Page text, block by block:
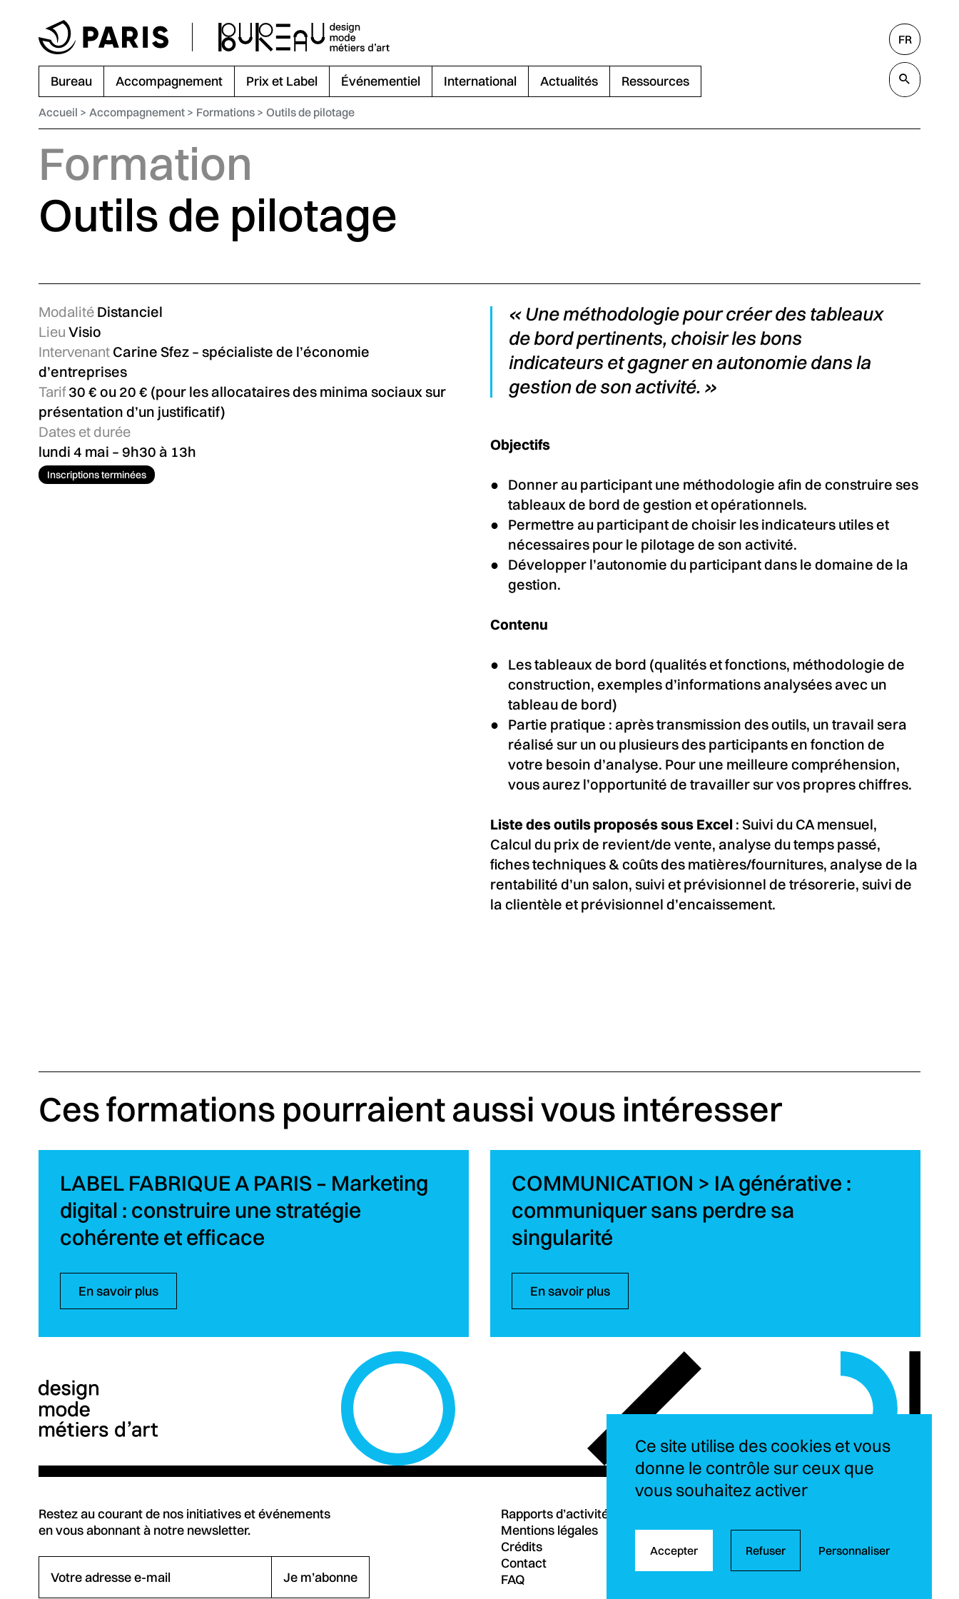
Bureau Accompagnement Prix et Label Événementiel International Actualités Ressources
FR
Rechercher
Accueil Accompagnement Formations Outils de pilotage
Formation
Outils de pilotage
Modalité Distanciel
Lieu Visio
Intervenant Carine Sfez – spécialiste de l’économie
d’entreprises
Tarif30 € ou 20 € (pour les allocataires des minima sociaux sur
présentation d’un justificatif)
Dates et durée
lundi 4 mai – 9h30 à 13h
Inscriptions terminées
« Une méthodologie pour créer des tableaux
de bord pertinents, choisir les bons
indicateurs et gagner en autonomie dans la
gestion de son activité. »
Objectifs
Donner au participant une méthodologie afin de construire ses
tableaux de bord de gestion et opérationnels.
Permettre au participant de choisir les indicateurs utiles et
nécessaires pour le pilotage de son activité.
Développer l’autonomie du participant dans le domaine de la
gestion.
Contenu
Les tableaux de bord (qualités et fonctions, méthodologie de
construction, exemples d’informations analysées avec un
tableau de bord)
Partie pratique : après transmission des outils, un travail sera
réalisé sur un ou plusieurs des participants en fonction de
votre besoin d’analyse. Pour une meilleure compréhension,
vous aurez l’opportunité de travailler sur vos propres chiffres.
Liste des outils proposés sous Excel : Suivi du CA mensuel,
Calcul du prix de revient/de vente, analyse du temps passé,
fiches techniques & coûts des matières/fournitures, analyse de la
rentabilité d’un salon, suivi et prévisionnel de trésorerie, suivi de
la clientèle et prévisionnel d’encaissement.
Ces formations pourraient aussi vous intéresser
LABEL FABRIQUE A PARIS – Marketing
digital : construire une stratégie
cohérente et efficace
En savoir plus
COMMUNICATION > IA générative :
communiquer sans perdre sa
singularité
En savoir plus
Restez au courant de nos initiatives et événements
en vous abonnant à notre newsletter.
Je m’abonne
Rapports d’activités
Mentions légales
Crédits
Contact
FAQ
Ce site utilise des cookies et vous
donne le contrôle sur ceux que
vous souhaitez activer
Accepter Refuser Personnaliser